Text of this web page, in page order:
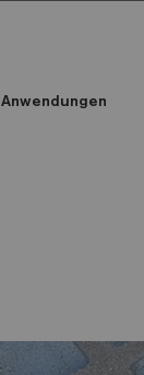
Anwendungen